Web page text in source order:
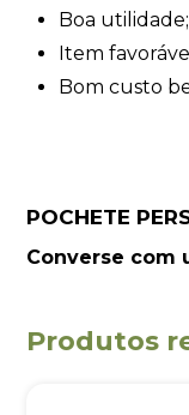
Boa utilidade;
Item
Bom custo
POCHETE
Converse com
Produtos